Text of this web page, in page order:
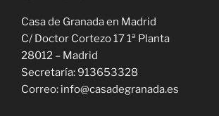
Casa de Granada en Madrid
C/ Doctor Cortezo 17 1ª Planta
28012 – Madrid
Secretaría: 913653328
Correo: info@casadegranada.es